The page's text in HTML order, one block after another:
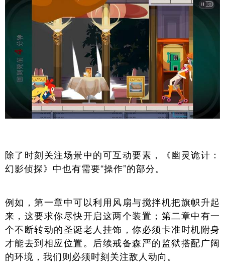
除了时刻关注场景中的可互动要素，《幽灵诡计：
幻影侦探》中也有需要“操作”的部分。
例如，第一章中可以利用风扇与搅拌机把旗帜升起
来，这要求你尽快开启这两个装置；第二章中有一
个不断转动的圣诞老人挂饰，你必须卡准时机附身
才能去到相应位置。后续戒备森严的监狱搭配广阔
的环境，我们则必须时刻关注敌人动向。